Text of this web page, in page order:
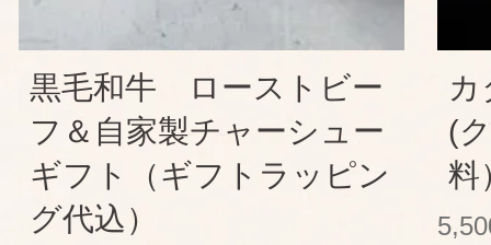
黒毛和牛 ローストビー
フ＆自家製チャーシュー
ギフト（ギフトラッピン
グ代込）
(
料